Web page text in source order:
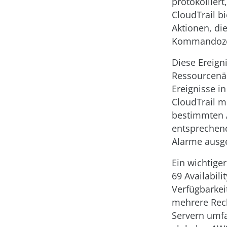
CloudTrail
Aktionen,
Diese
Ereignisse
CloudTrail
bestimmten
Alarme
Ein
69
mehrere
Servern